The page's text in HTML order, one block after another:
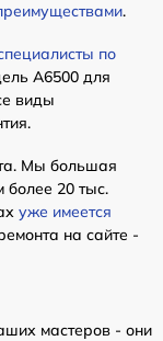
.
по
A6500 для
виды
Мы большая
более 20 тыс.
уже имеется
на сайте -
мастеров - они